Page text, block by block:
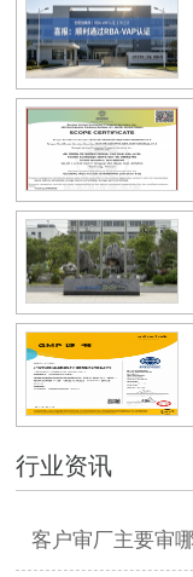
行业资讯
客户审厂主要审